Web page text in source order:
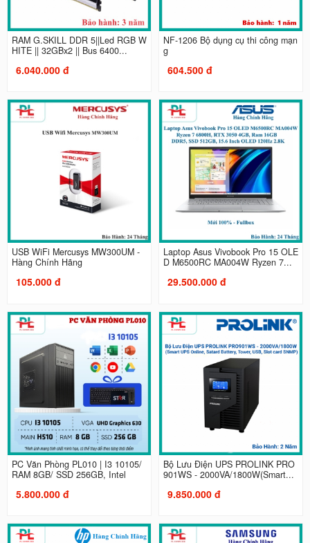
RAM G.SKILL DDR 5||Led RGB W
HITE || 32GBx2 || Bus 6400...
6.040.000 đ
NF-1206 Bộ dụng cụ thi công mạn
g
604.500 đ
USB WiFi Mercusys MW300UM -
Hàng Chính Hãng
105.000 đ
Laptop Asus Vivobook Pro 15 OLE
D M6500RC MA004W Ryzen 7...
29.500.000 đ
PC Văn Phòng PL010 | I3 10105/
RAM 8GB/ SSD 256GB, Intel
5.800.000 đ
Bộ Lưu Điện UPS PROLINK PRO
901WS - 2000VA/1800W(Smart...
9.850.000 đ